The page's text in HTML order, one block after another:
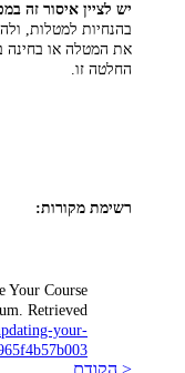
יש לציין איסור זה
בהנחיות למטלות,
את המטלה או בחינה
החלטה זו.
רשימת מקורות:
Your Course
Retrieved
your-
< הקודם